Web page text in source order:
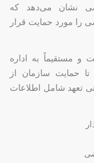
نشان می‌دهد که
را مورد حمایت قرار
و مستقیماً به اداره
حمایت سازمان از
تعهد شامل اطلاعات